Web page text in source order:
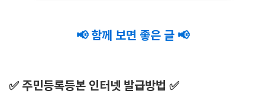
📢 함께 보면 좋은 글 📢
✅ 주민등록등본 인터넷 발급방법 ✅